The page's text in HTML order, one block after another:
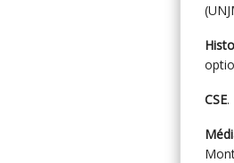
CSE.